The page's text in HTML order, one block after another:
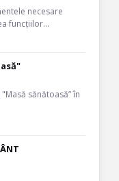
necesare
funcțiilor…
sănătoasă” în